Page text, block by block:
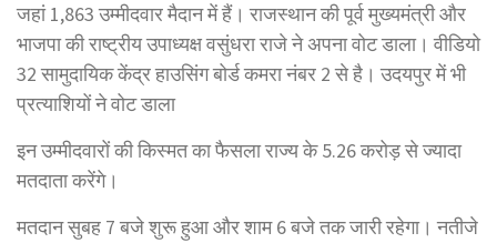
जहां 1,863 उम्मीदवार मैदान में हैं। राजस्थान की पूर्व मुख्यमंत्री और
भाजपा की राष्ट्रीय उपाध्यक्ष वसुंधरा राजे ने अपना वोट डाला। वीडियो
32 सामुदायिक केंद्र हाउसिंग बोर्ड कमरा नंबर 2 से है। उदयपुर में भी
प्रत्याशियों ने वोट डाला
इन उम्मीदवारों की किस्मत का फैसला राज्य के 5.26 करोड़ से ज्यादा
मतदाता करेंगे।
मतदान सुबह 7 बजे शुरू हुआ और शाम 6 बजे तक जारी रहेगा। नतीजे